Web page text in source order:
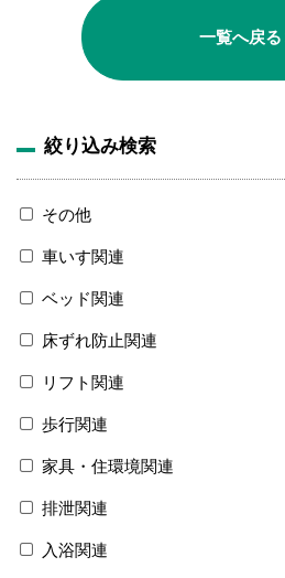
一覧へ戻る
絞り込み検索
その他
車いす関連
ベッド関連
床ずれ防止関連
リフト関連
歩行関連
家具・住環境関連
排泄関連
入浴関連